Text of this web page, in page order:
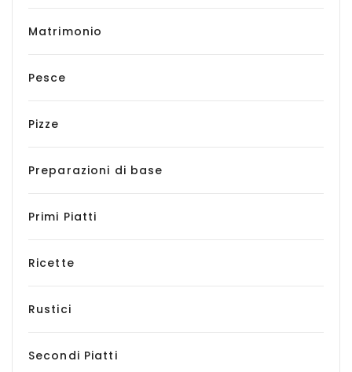
Matrimonio
Pesce
Pizze
Preparazioni di base
Primi Piatti
Ricette
Rustici
Secondi Piatti